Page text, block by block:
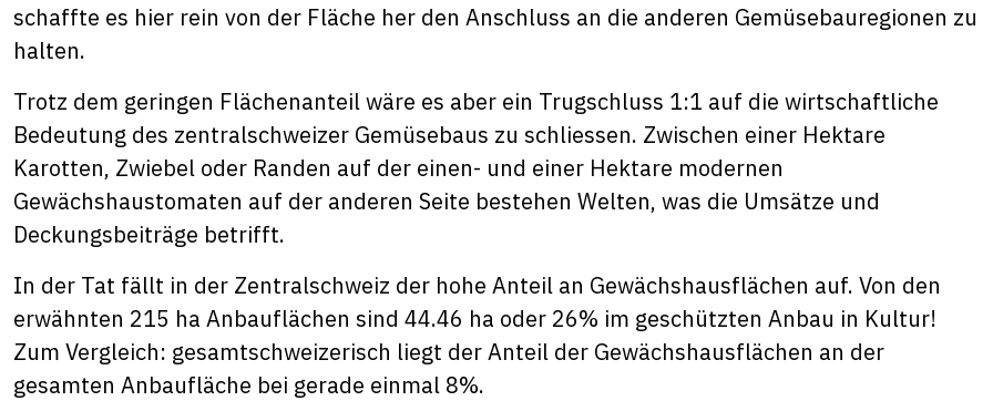
schaffte es hier rein von der Fläche her den Anschluss an die anderen Gemüsebauregionen zu
halten.
Trotz dem geringen Flächenanteil wäre es aber ein Trugschluss 1:1 auf die wirtschaftliche
Bedeutung des zentralschweizer Gemüsebaus zu schliessen. Zwischen einer Hektare
Karotten, Zwiebel oder Randen auf der einen- und einer Hektare modernen
Gewächshaustomaten auf der anderen Seite bestehen Welten, was die Umsätze und
Deckungsbeiträge betrifft.
In der Tat fällt in der Zentralschweiz der hohe Anteil an Gewächshausflächen auf. Von den
erwähnten 215 ha Anbauflächen sind 44.46 ha oder 26% im geschützten Anbau in Kultur!
Zum Vergleich: gesamtschweizerisch liegt der Anteil der Gewächshausflächen an der
gesamten Anbaufläche bei gerade einmal 8%.